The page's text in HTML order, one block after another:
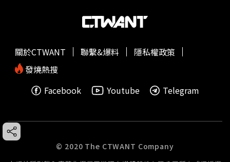
關於CTWANT 聯繫&爆料
隱私權政策
發燒熱搜
Facebook
Youtube Telegram
© 2020 The CTWANT Company